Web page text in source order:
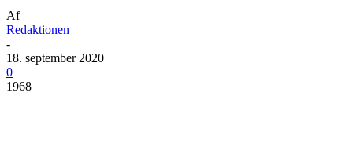
Af
Redaktionen
-
18. september 2020
0
1968